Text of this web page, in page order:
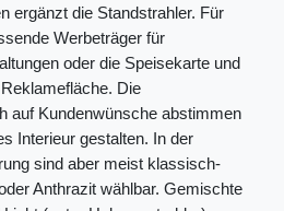
ergänzt die Standstrahler. Für
Werbeträger für
oder die Speisekarte und
Die
auf Kundenwünsche abstimmen
Interieur gestalten. In der
sind aber meist klassisch-
Anthrazit wählbar. Gemischte